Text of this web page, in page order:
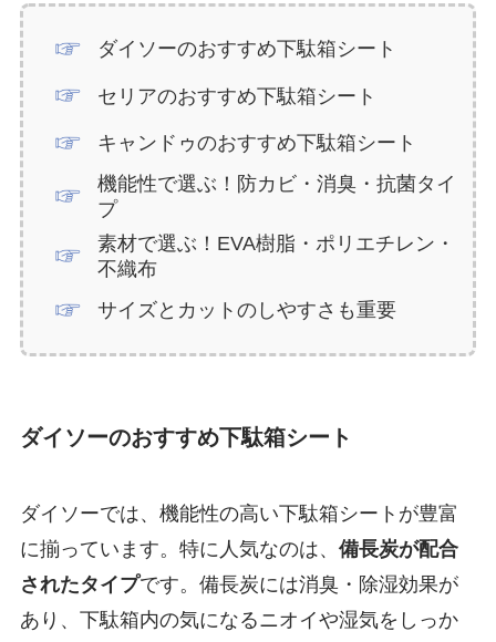
ダイソーのおすすめ下駄箱シート
セリアのおすすめ下駄箱シート
キャンドゥのおすすめ下駄箱シート
機能性で選ぶ！防カビ・消臭・抗菌タイ
プ
素材で選ぶ！EVA樹脂・ポリエチレン・
不織布
サイズとカットのしやすさも重要
ダイソーのおすすめ下駄箱シート
ダイソーでは、機能性の高い下駄箱シートが豊富
に揃っています。特に人気なのは、 備長炭が配合
されたタイプです。備長炭には消臭・除湿効果が
あり、下駄箱内の気になるニオイや湿気をしっか